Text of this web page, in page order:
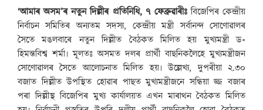
‘আমাৰ অসম’ৰ নতুন দিল্লীৰ প্ৰতিনিধি, ৭ ফেব্ৰুৱাৰীঃবিজেপিৰ কেন্দ্ৰীয়
নিৰ্বাচন সমিতিৰ অন্যতম সদস্য, কেন্দ্ৰীয় মন্ত্ৰী সৰ্বানন্দ সোণোৱালৰ
সৈতে মঙলবাৰে নতুন দিল্লীত বৈঠকত মিলিত হয় মুখ্যমন্ত্ৰী ড॰
হিমন্তবিশ্ব শৰ্মা৷ মূলতঃ অসমত দলৰ প্ৰাৰ্থী বাছনিকলৈহে মুখ্যমন্ত্ৰীজন
সোণোৱালৰ সৈতে আলোচনাত মিলিত হয়৷ উল্লেখ্য, দুপৰীয়া ২.৩০
বজাত দিল্লীত উপস্থিত হোৱাৰ পাছত মুখ্যমন্ত্ৰীজনে সন্ধিয়া জ্জ বজাৰ
পৰা দিল্লীস্থ বিজেপিৰ মুখ্য কাৰ্যালয়ত এখন মাৰাথন বৈঠকত মিলিত